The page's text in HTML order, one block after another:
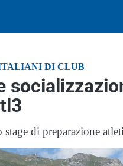
DI CLUB
di preparazione